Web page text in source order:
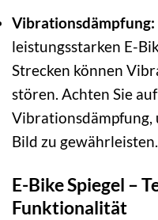
Vibrationsdämpfung:
leistungsstarken E-
Strecken können
stören. Achten Sie
Vibrationsdämpfung,
Bild zu gewährleisten.
E-Bike Spiegel –
Funktionalität